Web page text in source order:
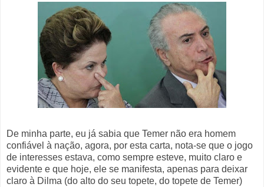
De minha parte, eu já sabia que Temer não era homem
confiável à nação, agora, por esta carta, nota-se que o jogo
de interesses estava, como sempre esteve, muito claro e
evidente e que hoje, ele se manifesta, apenas para deixar
claro à Dilma (do alto do seu topete, do topete de Temer)